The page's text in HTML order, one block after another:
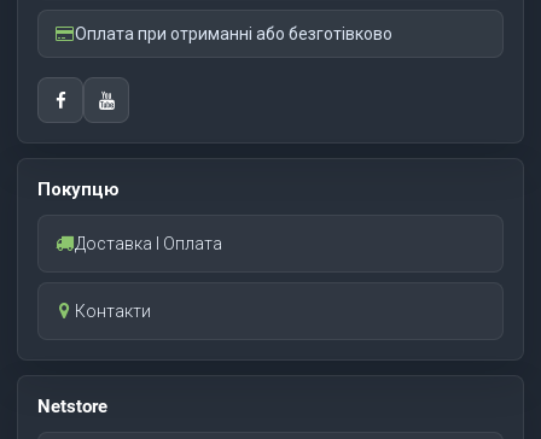
Оплата при отриманні або безготівково
Покупцю
Доставка І Оплата
Контакти
Netstore